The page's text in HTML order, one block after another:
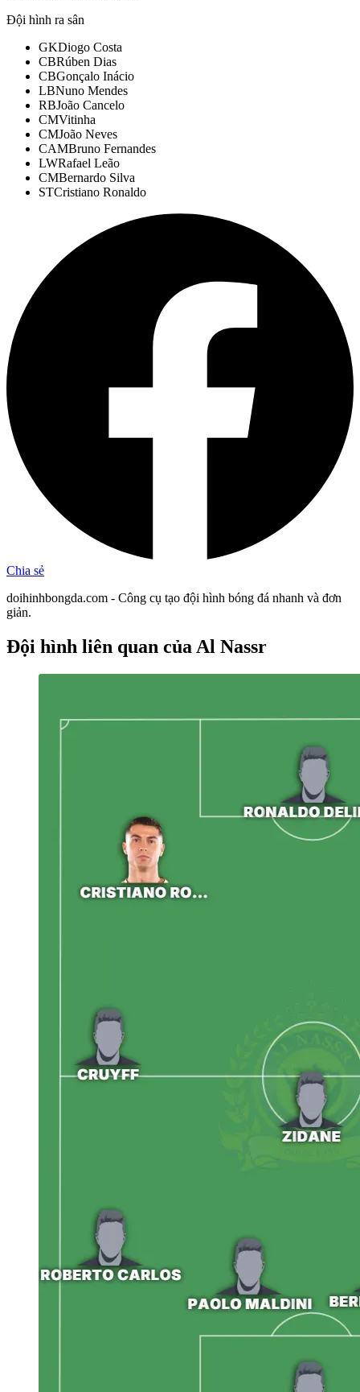
Đội hình ra sân
GKDiogo Costa
CBRúben Dias
CBGonçalo Inácio
LBNuno Mendes
RBJoão Cancelo
CMVitinha
CMJoão Neves
CAMBruno Fernandes
LWRafael Leão
CMBernardo Silva
STCristiano Ronaldo
Chia sẻ
doihinhbongda.com - Công cụ tạo đội hình bóng đá nhanh và đơn
giản.
Đội hình liên quan của Al Nassr